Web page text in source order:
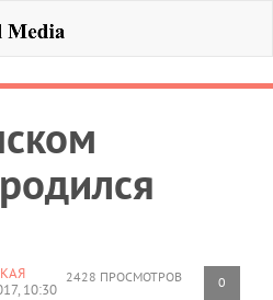
2428 ПРОСМОТРОВ 0
10:30